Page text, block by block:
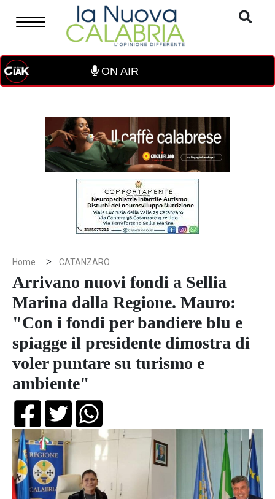
ON AIR
Home > CATANZARO
Arrivano nuovi fondi a Sellia
Marina dalla Regione. Mauro:
"Con i fondi per bandiere blu e
spiagge il presidente dimostra di
voler puntare su turismo e
ambiente"